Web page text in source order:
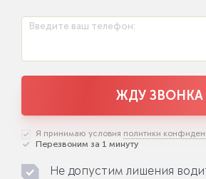
Введите ваш телефон:
ЖДУ ЗВОНКА
Я принимаю условия политики
Перезвоним за 1 минуту
Не допустим лишения